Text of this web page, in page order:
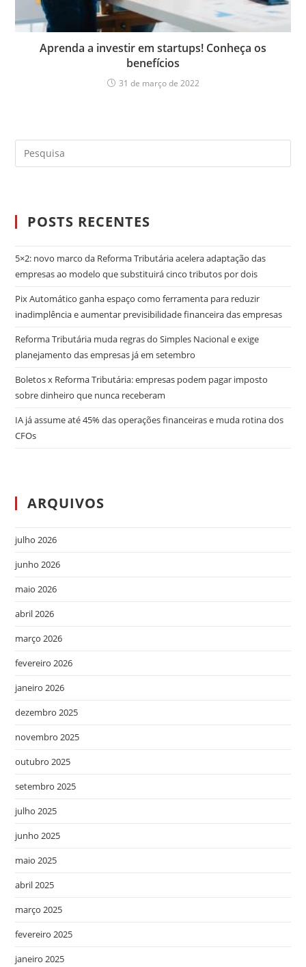
Aprenda a investir em startups! Conheça os
benefícios
31 de março de 2022
POSTS RECENTES
5×2: novo marco da Reforma Tributária acelera adaptação das
empresas ao modelo que substituirá cinco tributos por dois
Pix Automático ganha espaço como ferramenta para reduzir
inadimplência e aumentar previsibilidade financeira das empresas
Reforma Tributária muda regras do Simples Nacional e exige
planejamento das empresas já em setembro
Boletos x Reforma Tributária: empresas podem pagar imposto
sobre dinheiro que nunca receberam
IA já assume até 45% das operações financeiras e muda rotina dos
CFOs
ARQUIVOS
julho 2026
junho 2026
maio 2026
abril 2026
março 2026
fevereiro 2026
janeiro 2026
dezembro 2025
novembro 2025
outubro 2025
setembro 2025
julho 2025
junho 2025
maio 2025
abril 2025
março 2025
fevereiro 2025
janeiro 2025